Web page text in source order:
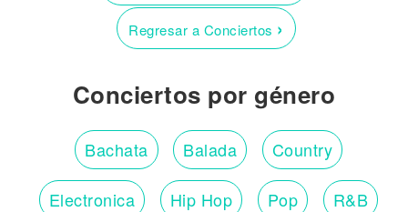
Regresar a Conciertos ›
Conciertos por género
Bachata Balada Country
Electronica Hip Hop Pop R&B